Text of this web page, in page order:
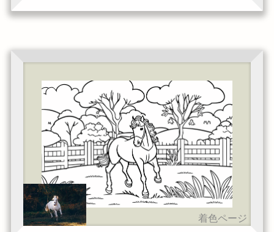
着色ページ